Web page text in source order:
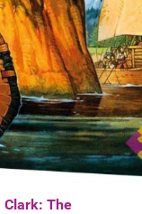
Clark: The